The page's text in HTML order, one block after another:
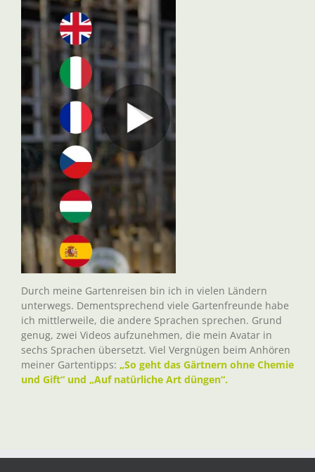
Durch meine Gartenreisen bin ich in vielen Ländern
unterwegs. Dementsprechend viele Gartenfreunde habe
ich mittlerweile, die andere Sprachen sprechen. Grund
genug, zwei Videos aufzunehmen, die mein Avatar in
sechs Sprachen übersetzt. Viel Vergnügen beim Anhören
meiner Gartentipps: „So geht das Gärtnern ohne Chemie
und Gift“ und „Auf natürliche Art düngen“.